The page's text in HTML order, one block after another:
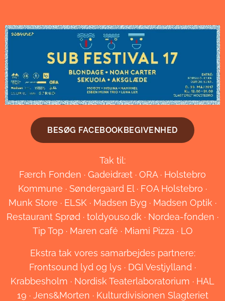
BESØG FACEBOOKBEGIVENHED
Tak til:
Færch Fonden · Gadeidræt · ORA · Holstebro
Kommune · Søndergaard El · FOA Holstebro ·
Munk Store · ELSK · Madsen Byg · Madsen Optik ·
Restaurant Sprød · toldyouso.dk · Nordea-fonden ·
Tip Top · Maren café · Miami Pizza · LO
Ekstra tak vores samarbejdes partnere:
Frontsound lyd og lys · DGI Vestjylland ·
Krabbesholm · Nordisk Teaterlaboratorium · HAL
19 · Jens&Morten · Kulturdivisionen Slagteriet